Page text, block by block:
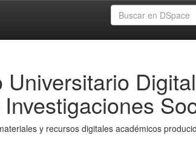
Universitario Digital
y recursos digitales académicos